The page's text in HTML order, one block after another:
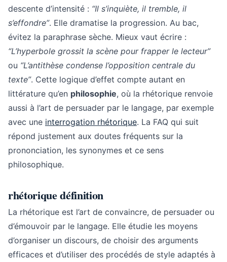
descente d’intensité : “Il s’inquiète, il tremble, il
s’effondre”. Elle dramatise la progression. Au bac,
évitez la paraphrase sèche. Mieux vaut écrire :
“L’hyperbole grossit la scène pour frapper le lecteur”
ou “L’antithèse condense l’opposition centrale du
texte”. Cette logique d’effet compte autant en
littérature qu’en philosophie, où la rhétorique renvoie
aussi à l’art de persuader par le langage, par exemple
avec une interrogation rhétorique. La FAQ qui suit
répond justement aux doutes fréquents sur la
prononciation, les synonymes et ce sens
philosophique.
rhétorique définition
La rhétorique est l’art de convaincre, de persuader ou
d’émouvoir par le langage. Elle étudie les moyens
d’organiser un discours, de choisir des arguments
efficaces et d’utiliser des procédés de style adaptés à